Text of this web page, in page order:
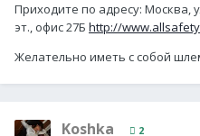
Приходите по адресу: Москва,
эт., офис 27Б http://
Желательно иметь с собой
Koshka 2